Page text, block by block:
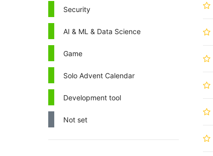
Security
AI & ML & Data Science
Game
Solo Advent Calendar
Development tool
Not set